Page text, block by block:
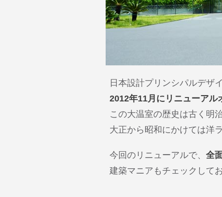
日本設計プリンシパルデザ
2012年11月にリニューアル
この大温室の歴史は古く明
大正から昭和にかけては洋
今回のリニューアルで、 全
建築マニアもチェックして